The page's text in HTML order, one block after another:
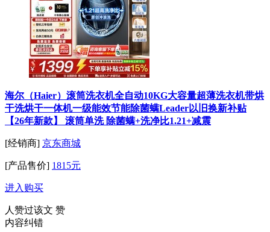
海尔（Haier）滚筒洗衣机全自动10KG大容量超薄洗衣机带烘
干洗烘干一体机一级能效节能除菌螨Leader以旧换新补贴
【26年新款】 滚筒单洗 除菌螨+洗净比1.21+减震
[经销商] 京东商城
[产品售价] 1815元
进入购买
人赞过该文 赞
内容纠错